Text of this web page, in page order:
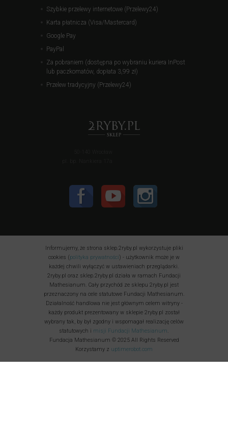
Szybkie przelewy internetowe (Przelewy24)
Karta płatnicza (Visa/Mastercard)
Google Pay
PayPal
Za pobraniem (dostępna po wybraniu kuriera InPost
lub paczkomatów, dopłata 3,99 zł)
Przelew tradycyjny (Przelewy24)
Informujemy, że strona sklep.2ryby.pl wykorzystuje pliki
cookies (polityka prywatności) - użytkownik może je w
każdej chwili wyłączyć w ustawieniach przeglądarki.
2ryby.pl oraz sklep.2ryby.pl działa w ramach Fundacji
Mathesianum. Cały przychód ze sklepu 2ryby.pl jest
przeznaczony na cele statutowe Fundacji Mathesianum.
Działalność handlowa nie jest głównym celem witryny -
każdy produkt prezentowany w sklepie 2ryby.pl został
wybrany tak, by był zgodny i wspomagał realizację celów
statutowych i misji Fundacji Mathesianum
Fundacja Mathesianum © 2025 All Rights Reserved
Korzystamy z uptimerobot.com